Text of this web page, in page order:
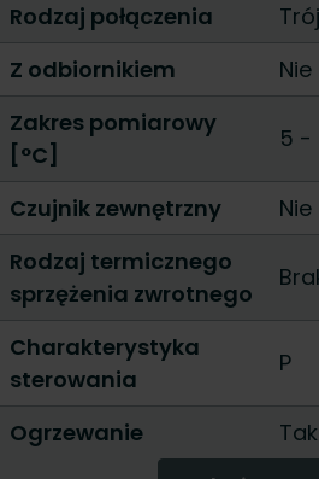
Rodzaj połączenia
Z odbiornikiem
Nie
Zakres pomiarowy
[°C]
5 -
Czujnik zewnętrzny
Nie
Rodzaj termicznego
sprzężenia zwrotnego
Charakterystyka
sterowania
P
Ogrzewanie
Tak